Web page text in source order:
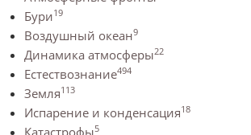
Бури19
Воздушный океан9
Динамика атмосферы22
Естествознание494
Земля113
Испарение и конденсация18
5